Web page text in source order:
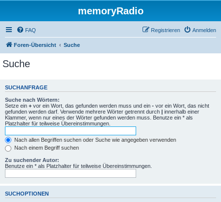
memoryRadio
FAQ Anmelden
Registrieren
Foren-Übersicht Suche
Suche
SUCHANFRAGE
Suche nach Wörtern:
Setze ein + vor ein Wort, das gefunden werden muss und ein - vor ein Wort, das nicht
gefunden werden darf. Verwende mehrere Wörter getrennt durch | innerhalb einer
Klammer, wenn nur eines der Wörter gefunden werden muss. Benutze ein * als
Platzhalter für teilweise Übereinstimmungen.
Nach allen Begriffen suchen oder Suche wie angegeben verwenden
Nach einem Begriff suchen
Zu suchender Autor:
Benutze ein * als Platzhalter für teilweise Übereinstimmungen.
SUCHOPTIONEN